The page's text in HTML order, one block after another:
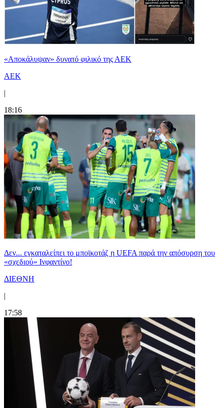
«Αποκάλυψαν» δυνατό φιλικό της ΑΕΚ
ΑΕΚ
|
18:16
Δεν... εγκαταλείπει το μποϊκοτάζ η UEFA παρά την απόσυρση του
«σχεδιού» Ινφαντίνο!
ΔΙΕΘΝΗ
|
17:58